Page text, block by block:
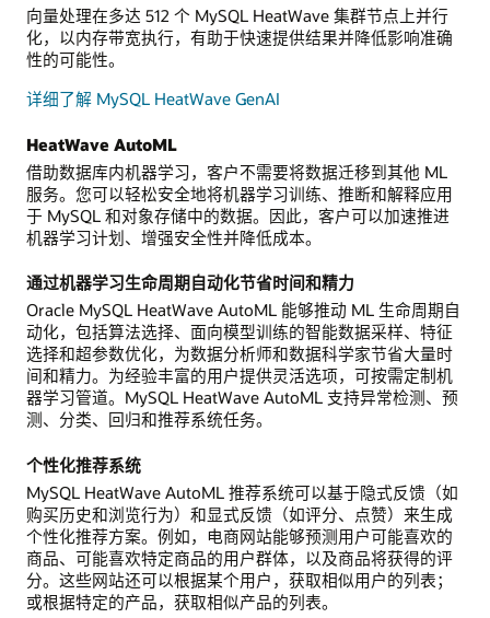
向量处理在多达 512 个 MySQL HeatWave 集群节点上并行
化，以内存带宽执行，有助于快速提供结果并降低影响准确
性的可能性。
详细了解 MySQL HeatWave GenAI
HeatWave AutoML
借助数据库内机器学习，客户不需要将数据迁移到其他 ML
服务。您可以轻松安全地将机器学习训练、推断和解释应用
于 MySQL 和对象存储中的数据。因此，客户可以加速推进
机器学习计划、增强安全性并降低成本。
通过机器学习生命周期自动化节省时间和精力
Oracle MySQL HeatWave AutoML 能够推动 ML 生命周期自
动化，包括算法选择、面向模型训练的智能数据采样、特征
选择和超参数优化，为数据分析师和数据科学家节省大量时
间和精力。为经验丰富的用户提供灵活选项，可按需定制机
器学习管道。MySQL HeatWave AutoML 支持异常检测、预
测、分类、回归和推荐系统任务。
个性化推荐系统
MySQL HeatWave AutoML 推荐系统可以基于隐式反馈（如
购买历史和浏览行为）和显式反馈（如评分、点赞）来生成
个性化推荐方案。例如，电商网站能够预测用户可能喜欢的
商品、可能喜欢特定商品的用户群体，以及商品将获得的评
分。这些网站还可以根据某个用户，获取相似用户的列表；
或根据特定的产品，获取相似产品的列表。